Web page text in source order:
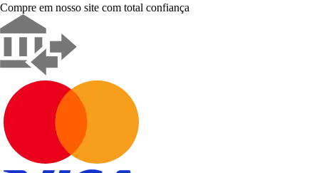
Compre em nosso site com total confiança